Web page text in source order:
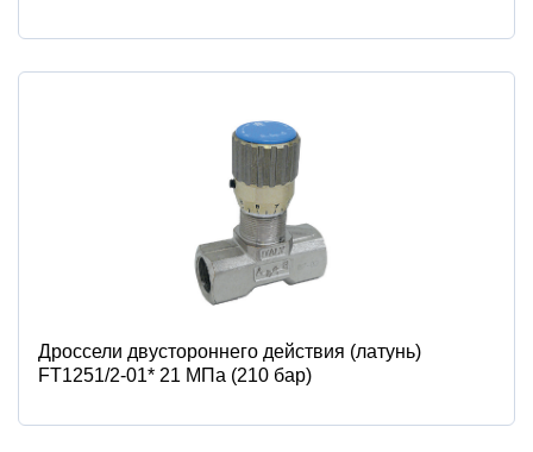
Дроссели двустороннего действия (латунь)
FT1251/2-01* 21 МПа (210 бар)